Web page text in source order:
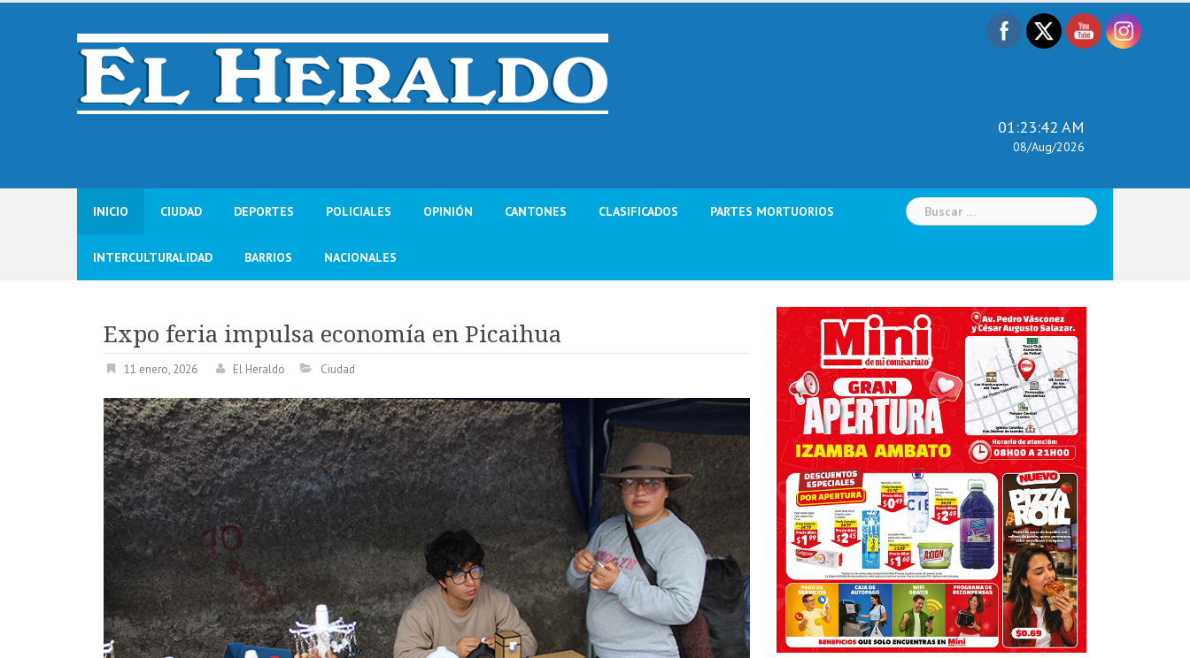
Skip
01:23:44 AM
08/Aug/2026
INICIO CIUDAD DEPORTES POLICIALES OPINIÓN CANTONES CLASIFICADOS PARTES MORTUORIOS
INTERCULTURALIDAD BARRIOS NACIONALES
Buscar:
Expo feria impulsa economía en Picaihua
11 enero, 2026 El Heraldo Ciudad